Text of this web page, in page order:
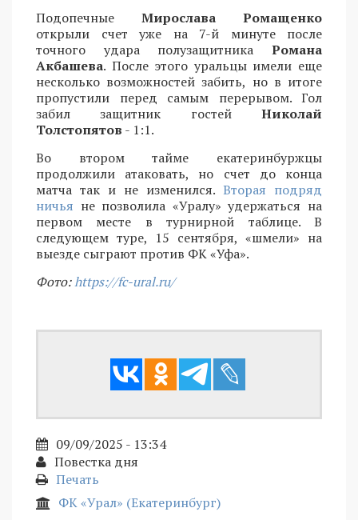
Подопечные Мирослава Ромащенко
открыли счет уже на 7-й минуте после
точного удара полузащитника Романа
Акбашева. После этого уральцы имели еще
несколько возможностей забить, но в итоге
пропустили перед самым перерывом. Гол
забил защитник гостей Николай
Толстопятов - 1:1.
Во втором тайме екатеринбуржцы
продолжили атаковать, но счет до конца
матча так и не изменился. Вторая подряд
ничья не позволила «Уралу» удержаться на
первом месте в турнирной таблице. В
следующем туре, 15 сентября, «шмели» на
выезде сыграют против ФК «Уфа».
Фото:https://fc-ural.ru/
09/09/2025 - 13:34
Повестка дня
Печать
ФК «Урал» (Екатеринбург)